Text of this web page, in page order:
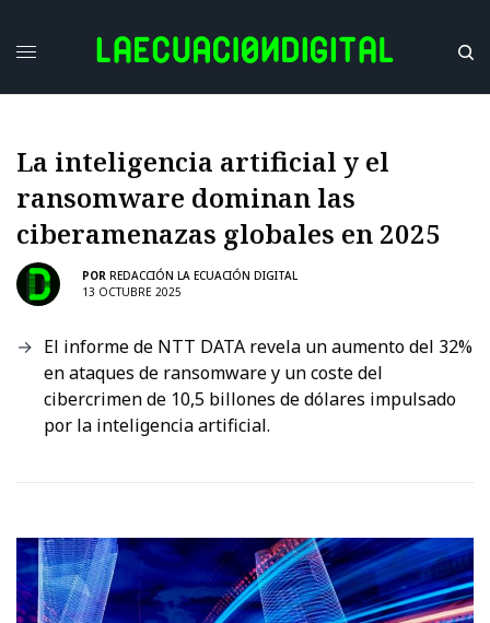
La inteligencia artificial y el
ransomware dominan las
ciberamenazas globales en 2025
POR REDACCIÓN LA ECUACIÓN DIGITAL
13 OCTUBRE 2025
El informe de NTT DATA revela un aumento del 32%
en ataques de ransomware y un coste del
cibercrimen de 10,5 billones de dólares impulsado
por la inteligencia artificial.